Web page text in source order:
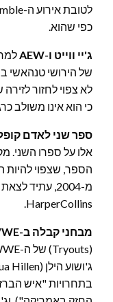
כפי שהוא.
ג'יי ווייט ו-AEW
של הירושי טנהאשי
כי הוא אינו משולב
ספר שני לאדם
אלו על ספרו השני.
הספר, שצפוי להיות
HarperCollins.
מבחני קבלה ב-WWE
בתחרויות "איש